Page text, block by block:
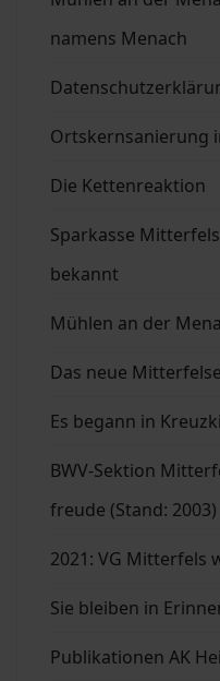
namens Menach
Ortskernsanierung
Die Kettenreaktion
Sparkasse
bekannt
Mühlen an der
Das neue
Es begann in
BWV-Sektion
freude (Stand: 2003)
2021: VG Mitterfels
Sie bleiben in
Publikationen AK